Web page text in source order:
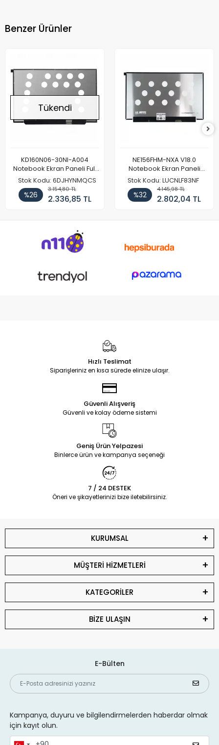
Benzer Ürünler
Tükendi
KD160N06-30NI-A004
Notebook Ekran Paneli Full
HD
Stok Kodu: 6DJHYNMQCS
%26
3.154,80 TL
2.336,85 TL
NE156FHM-NXA V18.0
Notebook Ekran Paneli
144Hz
Stok Kodu: LUCNLF83NF
%32
4.145,98 TL
2.802,04 TL
Hızlı Teslimat
Siparişleriniz en kısa sürede elinize ulaşır.
Güvenli Alışveriş
Güvenli ve kolay ödeme sistemi
Geniş Ürün Yelpazesi
Binlerce ürün ve kampanya seçeneği
7 / 24 DESTEK
Öneri ve şikayetlerinizi bize iletebilirsiniz.
KURUMSAL
MÜŞTERİ HİZMETLERİ
KATEGORİLER
BİZE ULAŞIN
E-Bülten
Kampanya, duyuru ve bilgilendirmelerden haberdar olmak
için kayıt olun.